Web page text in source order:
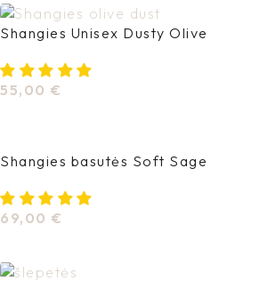
Shangies Unisex Dusty Olive
55,00 €
Shangies basutės Soft Sage
69,00 €